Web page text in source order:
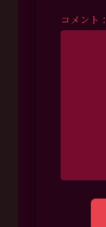
コメント：